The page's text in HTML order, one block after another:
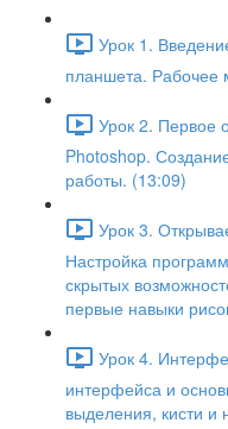
Урок 1.
планшета. Рабочее
Урок 2. Первое
Photoshop.
работы. (13:09)
Урок 3.
Настройка
скрытых
первые навыки
Урок 4.
интерфейса и
выделения, кисти и